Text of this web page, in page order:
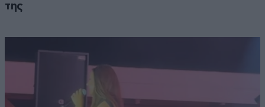
της